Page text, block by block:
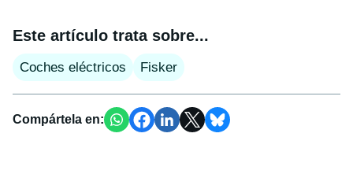
Este artículo trata sobre...
Coches eléctricos Fisker
Compártela en: